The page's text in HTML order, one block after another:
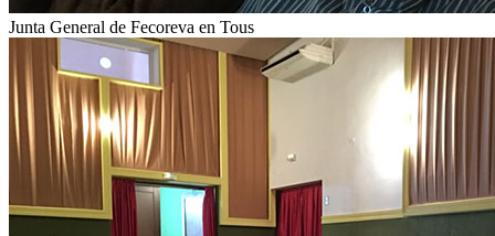
Junta General de Fecoreva en Tous